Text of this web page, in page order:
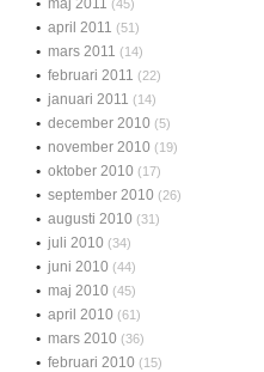
maj 2011 (45)
april 2011 (51)
mars 2011 (14)
februari 2011 (22)
januari 2011 (14)
december 2010 (5)
november 2010 (19)
oktober 2010 (17)
september 2010 (26)
augusti 2010 (31)
juli 2010 (34)
juni 2010 (44)
maj 2010 (45)
april 2010 (61)
mars 2010 (36)
februari 2010 (15)